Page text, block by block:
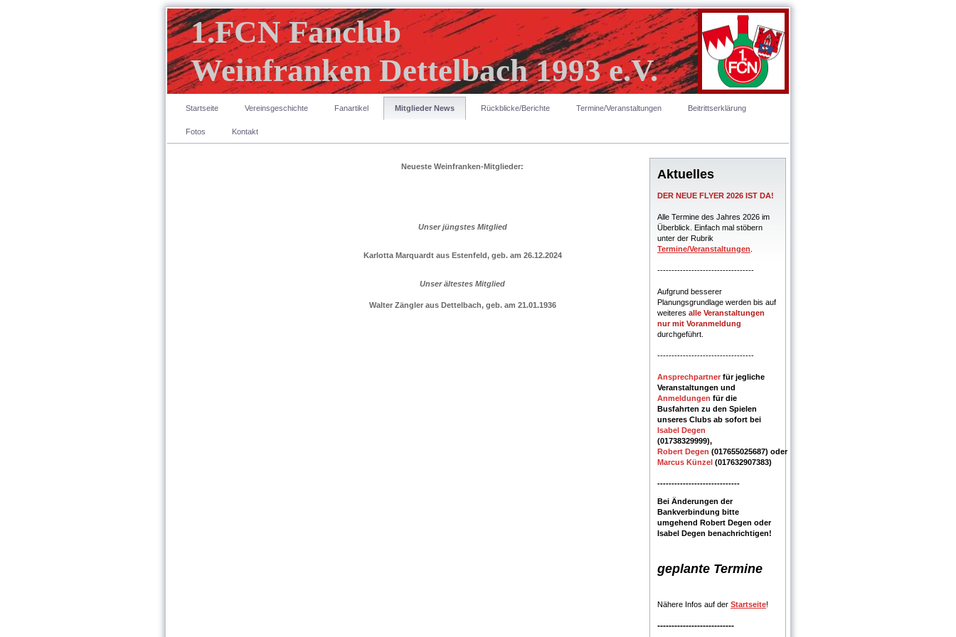
1.FCN Fanclub
Weinfranken Dettelbach 1993 e.V.
Startseite Vereinsgeschichte Fanartikel Mitglieder News Rückblicke/Berichte Termine/Veranstaltungen Beitrittserklärung
Fotos Kontakt
Neueste Weinfranken-Mitglieder:
Unser jüngstes Mitglied
Karlotta Marquardt aus Estenfeld, geb. am 26.12.2024
Unser ältestes Mitglied
Walter Zängler aus Dettelbach, geb. am 21.01.1936
Aktuelles
DER NEUE FLYER 2026 IST DA!
Alle Termine des Jahres 2026 im
Überblick. Einfach mal stöbern
unter der Rubrik
Termine/Veranstaltungen
----------------------------------
Aufgrund besserer
Planungsgrundlage werden bis auf
weiteres alle Veranstaltungen
nur mit Voranmeldung
durchgeführt.
----------------------------------
Ansprechpartner für jegliche
Veranstaltungen und
Anmeldungen für die
Busfahrten zu den Spielen
unseres Clubs ab sofort bei
Isabel Degen
(01738329999),
Robert Degen (017655025687) oder
Marcus Künzel (017632907383)
-----------------------------
Bei Änderungen der
Bankverbindung bitte
umgehend Robert Degen oder
Isabel Degen benachrichtigen!
geplante Termine
Nähere Infos auf der Startseite!
---------------------------